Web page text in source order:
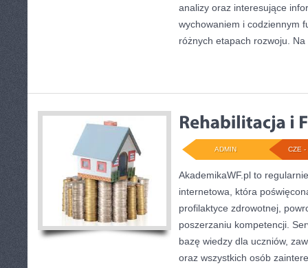
analizy oraz interesujące
wychowaniem i codziennym
różnych etapach rozwoju. Na
CZE -
ADMIN
AkademikaWF.pl to
internetowa, która
profilaktyce zdrowotnej,
poszerzaniu kompetencji.
bazę wiedzy dla uczniów,
oraz wszystkich osób